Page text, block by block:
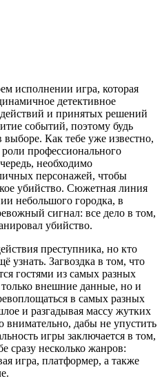
исполнении игра, которая
детективное
и принятых решений
событий, поэтому будь
Как тебе уже известно,
профессионального
необходимо
персонажей, чтобы
убийство. Сюжетная линия
небольшого городка, в
сигнал: все дело в том,
убийство.
преступника, но кто
узнать. Загвоздка в том, что
гостями из самых разных
внешние данные, но и
в самых разных
и разгадывая массу жутких
внимательно, дабы не упустить
игры заключается в том,
сразу несколько жанров:
игра, платформер, а также